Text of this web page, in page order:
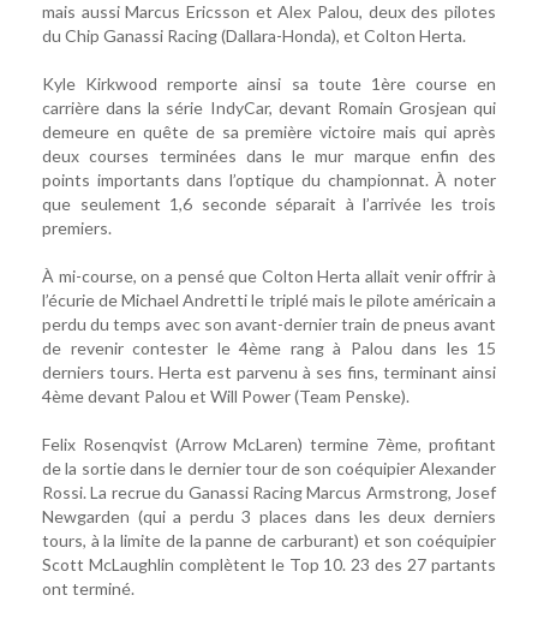
mais aussi Marcus Ericsson et Alex Palou, deux des pilotes
du Chip Ganassi Racing (Dallara-Honda), et Colton Herta.
Kyle Kirkwood remporte ainsi sa toute 1ère course en
carrière dans la série IndyCar, devant Romain Grosjean qui
demeure en quête de sa première victoire mais qui après
deux courses terminées dans le mur marque enfin des
points importants dans l’optique du championnat. À noter
que seulement 1,6 seconde séparait à l’arrivée les trois
premiers.
À mi-course, on a pensé que Colton Herta allait venir offrir à
l’écurie de Michael Andretti le triplé mais le pilote américain a
perdu du temps avec son avant-dernier train de pneus avant
de revenir contester le 4ème rang à Palou dans les 15
derniers tours. Herta est parvenu à ses fins, terminant ainsi
4ème devant Palou et Will Power (Team Penske).
Felix Rosenqvist (Arrow McLaren) termine 7ème, profitant
de la sortie dans le dernier tour de son coéquipier Alexander
Rossi. La recrue du Ganassi Racing Marcus Armstrong, Josef
Newgarden (qui a perdu 3 places dans les deux derniers
tours, à la limite de la panne de carburant) et son coéquipier
Scott McLaughlin complètent le Top 10. 23 des 27 partants
ont terminé.